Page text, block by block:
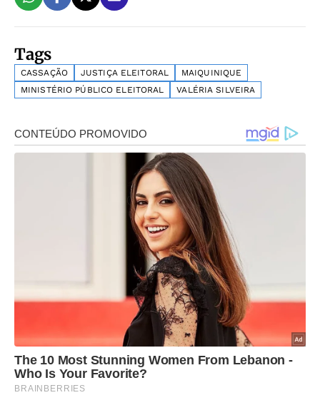
Tags
CASSAÇÃO JUSTIÇA ELEITORAL
MAIQUINIQUE
MINISTÉRIO PÚBLICO ELEITORAL
VALÉRIA SILVEIRA